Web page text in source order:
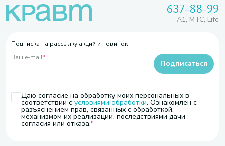
637-88-99
A1, МТС, Life
Подписка на рассылку акций и новинок
Ваш e-mail*
Даю согласие на обработку моих персональных в
соответствии с условиями обработки. Ознакомлен с
разъяснением прав, связанных с обработкой,
механизмом их реализации, последствиями дачи
согласия или отказа.
Подписаться